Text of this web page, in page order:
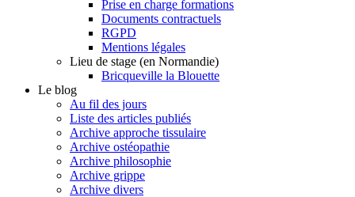
Prise en charge formations
Documents contractuels
RGPD
Mentions légales
Lieu de stage (en Normandie)
Bricqueville la Blouette
Le blog
Au fil des jours
Liste des articles publiés
Archive approche tissulaire
Archive ostéopathie
Archive philosophie
Archive grippe
Archive divers